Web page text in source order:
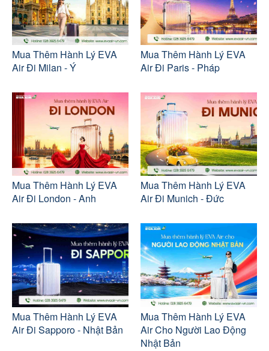
Mua Thêm Hành Lý EVA
Air Đi Milan - Ý
Mua Thêm Hành Lý EVA
Air Đi Paris - Pháp
Mua Thêm Hành Lý EVA
Air Đi London - Anh
Mua Thêm Hành Lý EVA
Air Đi Munich - Đức
Mua Thêm Hành Lý EVA
Air Đi Sapporo - Nhật Bản
Mua Thêm Hành Lý EVA
Air Cho Người Lao Động
Nhật Bản